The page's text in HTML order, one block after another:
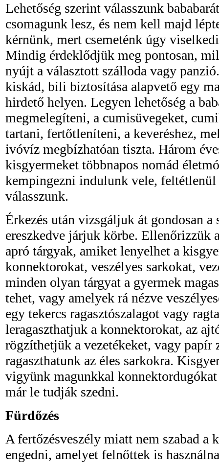
Lehetőség szerint válasszunk
csomagunk lesz, és nem kell majd
kérnünk, mert csemeténk úgy
Mindig érdeklődjük meg pontosan,
nyújt a választott szálloda vagy
kiskád, bili biztosítása alapvető egy
hirdető helyen. Legyen lehetőség a
megmelegíteni, a cumisüvegeket,
tartani, fertőtleníteni, a keveréshez,
ivóvíz megbízhatóan tiszta. Három
kisgyermeket többnapos nomád
kempingezni indulunk vele, feltétlenül
válasszunk.
Érkezés után vizsgáljuk át gondosan a
ereszkedve járjuk körbe. Ellenőrizzük
apró tárgyak, amiket lenyelhet a
konnektorokat, veszélyes sarkokat,
minden olyan tárgyat a gyermek
tehet, vagy amelyek rá nézve
egy tekercs ragasztószalagot vagy
leragaszthatjuk a konnektorokat, az
rögzíthetjük a vezetékeket, vagy papír
ragaszthatunk az éles sarkokra.
vigyünk magunkkal konnektordugókat
már le tudják szedni.
Fürdőzés
A fertőzésveszély miatt nem szabad a
engedni, amelyet felnőttek is